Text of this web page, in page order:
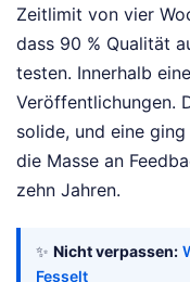
Zeitlimit von vier
dass 90 % Qualität
testen. Innerhalb
Veröffentlichungen.
solide, und eine
die Masse an
zehn Jahren.
✨ Nicht verpassen:
Fesselt